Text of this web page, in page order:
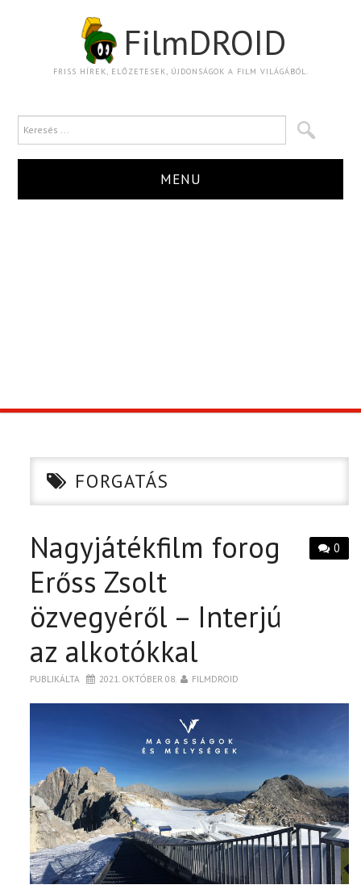
FilmDROID
FRISS HÍREK, ELŐZETESEK, ÚJDONSÁGOK A FILM VILÁGÁBÓL.
MENU
CIKK
PÓLÓ RENDELÉS
FORGATÁS
0
Nagyjátékfilm forog
Erőss Zsolt
özvegyéről – Interjú
az alkotókkal
PUBLIKÁLTA 2021. OKTÓBER 08. FILMDROID